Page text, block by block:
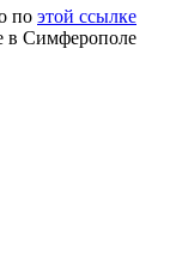
по этой ссылке
в Симферополе